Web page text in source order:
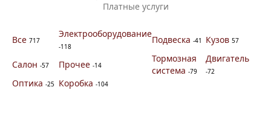
Платные услуги
Все 717
Электрооборудование
-118
Подвеска -41 Кузов 57
Салон -57 Прочее -14
Тормозная
система -79
Двигатель
-72
Оптика -25 Коробка -104